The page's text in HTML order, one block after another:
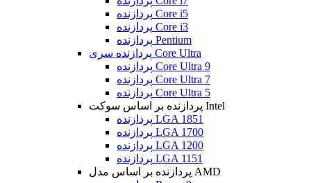
پردازنده Core i5
پردازنده Core i3
پردازنده Pentium
پردازنده سری Core Ultra
پردازنده Core Ultra 9
پردازنده Core Ultra 7
پردازنده Core Ultra 5
پردازنده بر اساس سوکت Intel
پردازنده LGA 1851
پردازنده LGA 1700
پردازنده LGA 1200
پردازنده LGA 1151
پردازنده بر اساس مدل AMD